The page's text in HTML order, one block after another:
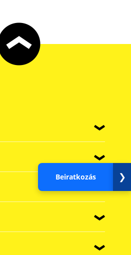
Beiratkozás ❯